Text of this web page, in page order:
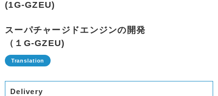
(1G-GZEU)
スーパチャージドエンジンの開発
（１G-GZEU)
Delivery